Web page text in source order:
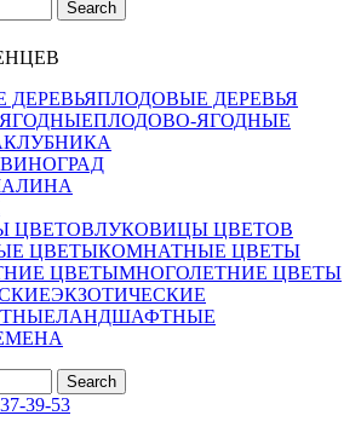
Search
ПЛОДОВЫЕ ДЕРЕВЬЯ
ПЛОДОВО-ЯГОДНЫЕ
КЛУБНИКА
ВИНОГРАД
ЛУКОВИЦЫ ЦВЕТОВ
КОМНАТНЫЕ ЦВЕТЫ
МНОГОЛЕТНИЕ ЦВЕТЫ
ЭКЗОТИЧЕСКИЕ
ЛАНДШАФТНЫЕ
Search
39-53